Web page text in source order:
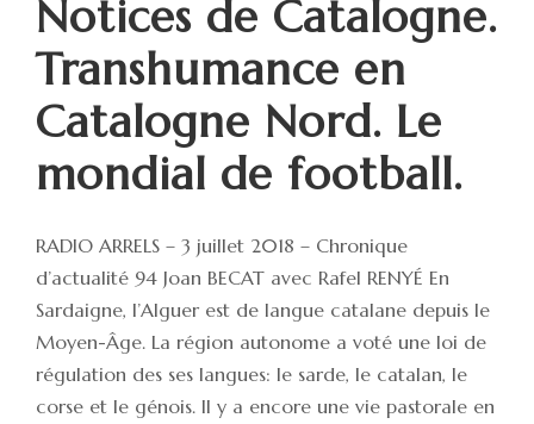
Notices de Catalogne.
Transhumance en
Catalogne Nord. Le
mondial de football.
RADIO ARRELS – 3 juillet 2018 – Chronique
d’actualité 94 Joan BECAT avec Rafel RENYÉ En
Sardaigne, l’Alguer est de langue catalane depuis le
Moyen-Âge. La région autonome a voté une loi de
régulation des ses langues: le sarde, le catalan, le
corse et le génois. Il y a encore une vie pastorale en